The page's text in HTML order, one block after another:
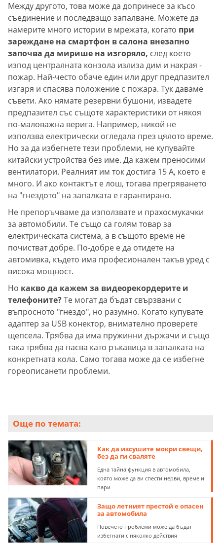
Между другото, това може да допринесе за късо
съединение и последващо запалване. Можете да
намерите много истории в мрежата, когато при
зареждане на смартфон в салона внезапно
започва да мирише на изгоряло, след което
изпод централната конзола излиза дим и накрая -
пожар. Най-често обаче един или друг предпазител
изгаря и спасява положение с пожара. Тук даваме
съвети. Ако нямате резервни бушони, извадете
предпазител със същоте характеристики от някоя
по-маловажна верига. Например, никой не
използва електрически огледала през цялото време.
Но за да избегнете тези проблеми, не купувайте
китайски устройства без име. Да кажем преносими
вентилатори. Реалният им ток достига 15 А, което е
много. И ако контактът е лош, тогава прегряването
на "гнездото" на запалката е гарантирано.
Не препоръчваме да използвате и прахосмукачки
за автомобили. Те също са голям товар за
електрическата система, а в същото време не
почистват добре. По-добре е да отидете на
автомивка, където има професионален такъв уред с
висока мощност.
Но какво да кажем за видеорекордерите и
телефоните?Те могат да бъдат свързвани с
въпросното "гнездо", но разумно. Когато купувате
адаптер за USB конектор, внимателно проверете
щепсела. Трябва да има пружинни държачи и също
така трябва да пасва като ръкавица в запалката на
конкретната кола. Само тогава може да се избегне
гореописанети проблеми.
Още по темата:
Как да изсушите мокри свещи,
без да ги сваляте
Една тайна функция в автомобила,
която може да ви спести нерви, време и
пари
Защо летният престой е опасен
за автомобила
Повечето проблеми може да бъдат
избегнати с няколко действия